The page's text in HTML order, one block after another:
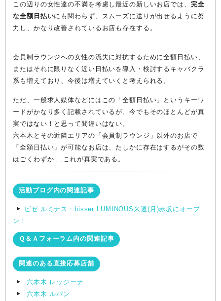
この辺りの女性達の不満を考慮し最近の新しいお店では、 完全
な全額日払いにも関わらず、スムーズに送りが出せるように努
力し、かなり改善されているお店も存在する。
会員制ラウンジへの女性の流失に対抗するために全額日払い、
またはそれに限りなく近い日払いを導入・検討するキャバクラ
系も増えており、今後は増えていくと考えられる。
ただ、一般求人媒体などにはこの「全額日払い」というキーワ
ードがかなり多く記載されているが、今でもそのほとんどが真
実ではない！と思って間違いはない。
六本木とその近隣エリアの「会員制ラウンジ」以外のお店で
「全額日払い」が可能なお店は、たしかに存在はするがその数
はごくわずか….これが真実である。
活動ブログ内の関連記事
ビゼ ルミナス・bisser LUMINOUS来週(月)赤坂にオープ
ン！
Ｑ＆Ａフォーラム内の関連記事
関連のある直接応募店舗
六本木 レッジーナ
六本木 ルパン